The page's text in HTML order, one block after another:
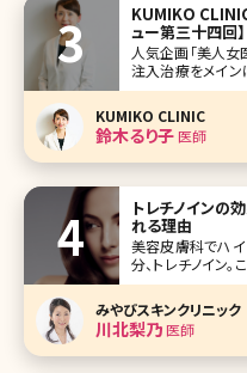
KUMIKO
ュー第三十四回】
人気企画「美人
注入治療をメイン
のKUMIKO CLINIC
から、美容へ移り
か
KUMIKO CLINIC
鈴木るり子医師
トレチノインの
れる理由
美容皮膚科でハイ
分、トレチノイン
の治療で処方され
ノンは「肌の漂白
として有名ですが
か詳しくご存知でし
みやびスキンクリニック
川北梨乃医師